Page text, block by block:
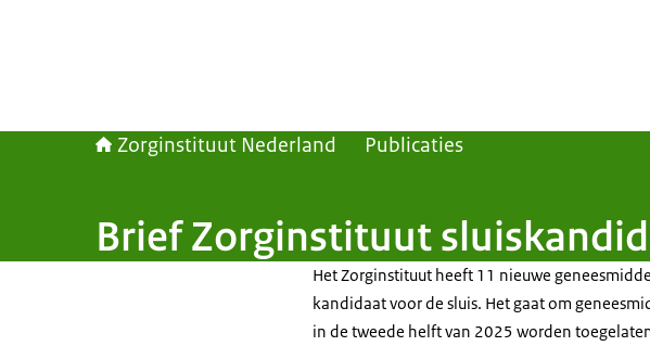
Zorginstituut Nederland Publicaties
Brief Zorginstituut
Het Zorginstituut heeft 11 nieuwe
kandidaat voor de sluis. Het gaat om
in de tweede helft van 2025 worden